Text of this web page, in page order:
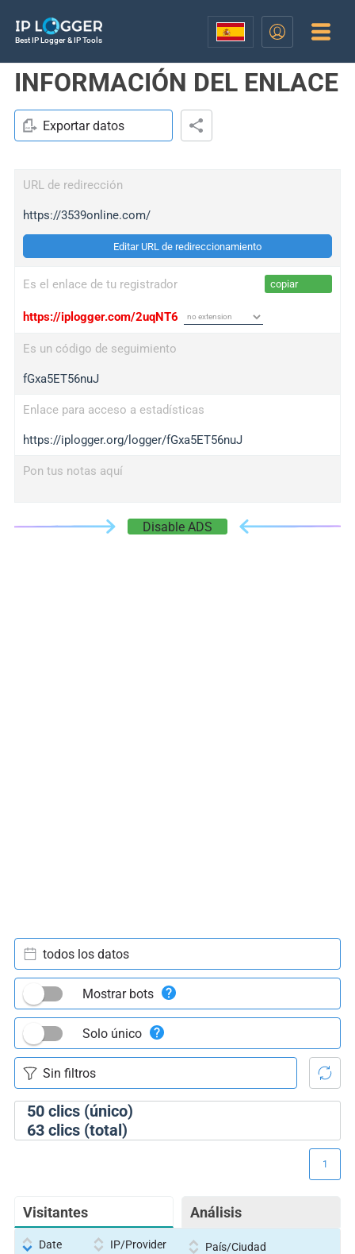
Best IP Logger & IP Tools
INFORMACIÓN DEL ENLACE
Exportar datos
URL de redirección
https://3539online.com/
Editar URL de redireccionamiento
Es el enlace de tu registrador copiar
https://iplogger.com/2uqNT6
Es un código de seguimiento
fGxa5ET56nuJ
Enlace para acceso a estadísticas
https://iplogger.org/logger/fGxa5ET56nuJ
Pon tus notas aquí
Disable ADS
50clics (único)
63clics (total)
todos los datos
Mostrar bots
Solo único
Visitantes Análisis
1
Date IP/Provider País/Ciudad